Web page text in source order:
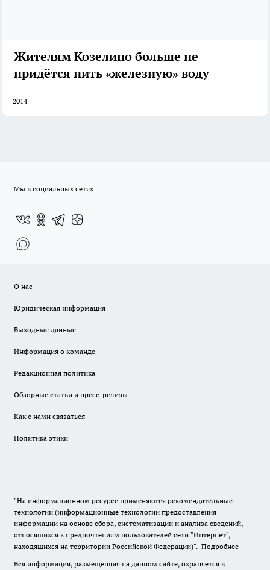
Жителям Козелино больше не
придётся пить «железную» воду
2014
Мы в социальных сетях
О нас
Юридическая информация
Выходные данные
Информация о команде
Редакционная политика
Обзорные статьи и пресс-релизы
Как с нами связаться
Политика этики
"На информационном ресурсе применяются рекомендательные
технологии (информационные технологии предоставления
информации на основе сбора, систематизации и анализа сведений,
относящихся к предпочтениям пользователей сети "Интернет",
находящихся на территории Российской Федерации)". Подробнее
Вся информация, размещенная на данном сайте, охраняется в